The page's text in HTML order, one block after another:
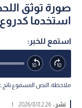
صورة توثق
استخدما
استمع للخبر:
ملاحظة: النص المسموع ناتج
نشر :2:26 2026/8/8
|